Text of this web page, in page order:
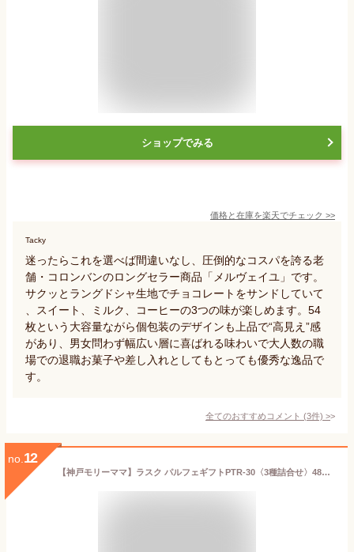
ショップでみる
価格と在庫を楽天でチェック >>
Tacky
迷ったらこれを選べば間違いなし、圧倒的なコスパを誇る老
舗・コロンバンのロングセラー商品「メルヴェイユ」です。
サクッとラングドシャ生地でチョコレートをサンドしていて
、スイート、ミルク、コーヒーの3つの味が楽しめます。54
枚という大容量ながら個包装のデザインも上品で“高見え”感
があり、男女問わず幅広い層に喜ばれる味わいで大人数の職
場での退職お菓子や差し入れとしてもとっても優秀な逸品で
す。
全てのおすすめコメント (3件) >
no. 12
【神戸モリーママ】ラスク パルフェギフトPTR-30〈3種詰合せ〉48枚入【神戸スイーツ お取り寄せ 手土産 贈り物 ギフト プレゼント 洋菓子 焼き菓子】